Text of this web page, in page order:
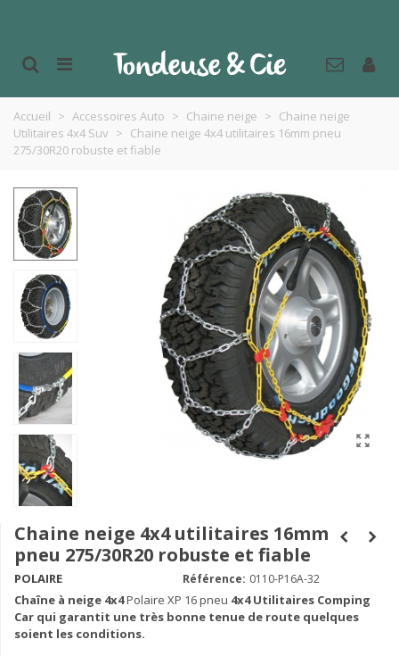
Accueil > Accessoires Auto > Chaine neige > Chaine neige
Utilitaires 4x4 Suv > Chaine neige 4x4 utilitaires 16mm pneu
275/30R20 robuste et fiable
Chaine neige 4x4 utilitaires 16mm
pneu 275/30R20 robuste et fiable
POLAIRE Référence: 0110-P16A-32
Chaîne à neige 4x4Polaire XP 16 pneu 4x4 Utilitaires Comping
Car qui garantit une très bonne tenue de route quelques
soient les conditions.